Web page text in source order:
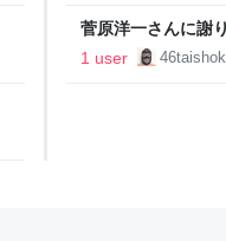
菅原洋一さんに謝
1 user